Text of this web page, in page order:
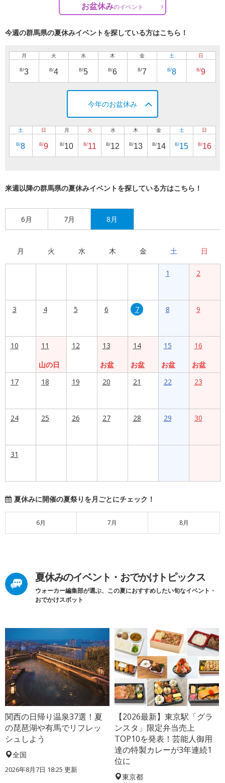
お盆休みのイベント
今週の群馬県の夏休みイベントを探している方はこちら！
月
8/3
火
8/4
水
8/5
木
8/6
金
8/7
土
8/8
日
8/9
今年のお盆休み
土
8/8
日
8/9
月
8/10
火
8/11
水
8/12
木
8/13
金
8/14
土
8/15
日
8/16
来週以降の群馬県の夏休みイベントを探している方はこちら！
6月 7月 8月
月 火 水 木 金 土 日
1 2
3 4 5 6 7 8 9
10
11
山の日
12
13
お盆
14
お盆
15
お盆
16
お盆
17
18 19 20 21 22 23
24 25 26 27 28 29 30
31
夏休みに開催の夏祭りを月ごとにチェック！
6月 7月 8月
夏休みのイベント・おでかけトピックス
ウォーカー編集部が選ぶ、この夏におすすめしたい旬なイベント・
おでかけスポット
関西の日帰り温泉37選！夏
の琵琶湖や有馬でリフレッ
シュしよう
全国
2026年8月7日 18:25 更新
【2026最新】東京駅「グラ
ンスタ」限定弁当売上
TOP10を発表！芸能人御用
達の特製カレーが3年連続1
位に
東京都